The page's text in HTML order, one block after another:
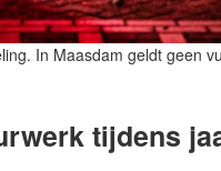
In Maasdam geldt geen
tijdens